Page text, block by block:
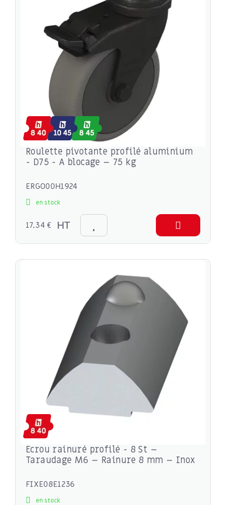
Roulette pivotante profilé aluminium
- D75 - A blocage – 75 kg
ERGO00H1924
en stock
17,34 € HT
Ecrou rainuré profilé - 8 St –
Taraudage M6 – Rainure 8 mm – Inox
FIXE08E1236
en stock